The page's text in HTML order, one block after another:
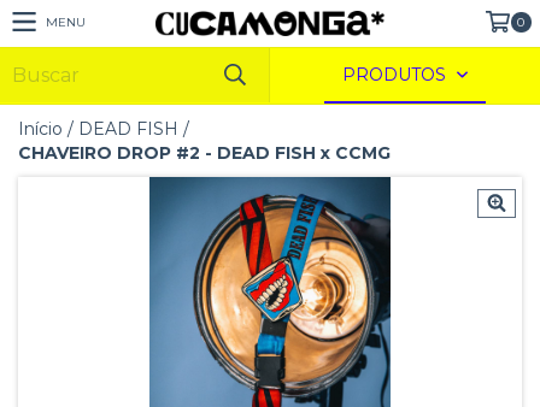
MENU 0
PRODUTOS
Início / DEAD FISH /
CHAVEIRO DROP #2 - DEAD FISH x CCMG